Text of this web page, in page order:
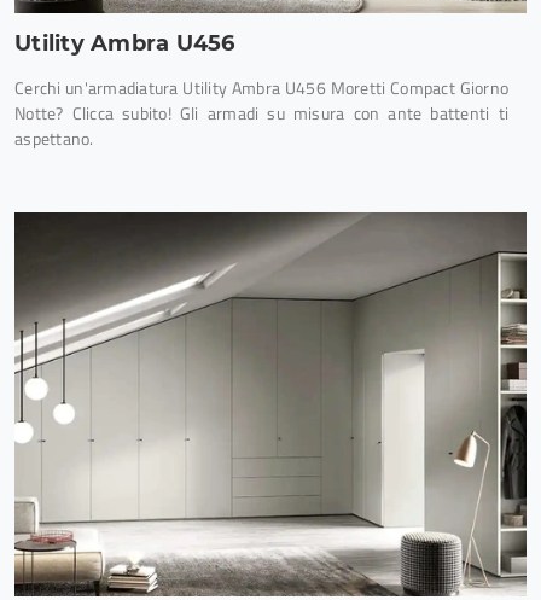
Utility Ambra U456
Cerchi un'armadiatura Utility Ambra U456 Moretti Compact Giorno
Notte? Clicca subito! Gli armadi su misura con ante battenti ti
aspettano.